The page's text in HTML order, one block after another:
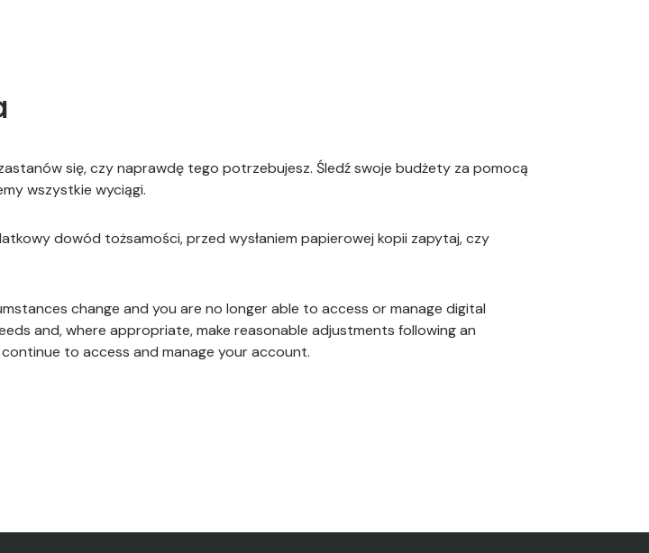
się, czy naprawdę tego potrzebujesz. Śledź swoje budżety za pomocą
wszystkie wyciągi.
dowód tożsamości, przed wysłaniem papierowej kopii zapytaj, czy
change and you are no longer able to access or manage digital
and, where appropriate, make reasonable adjustments following an
to access and manage your account.